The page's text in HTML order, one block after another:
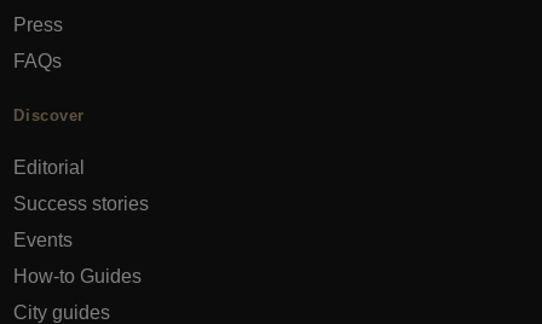
Press
FAQs
Discover
Editorial
Success stories
Events
How-to Guides
City guides